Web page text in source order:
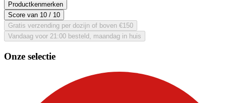
Productkenmerken
Score van 10 / 10
Gratis verzending per dozijn of boven €150
Vandaag voor 21:00 besteld, maandag in huis
Onze selectie